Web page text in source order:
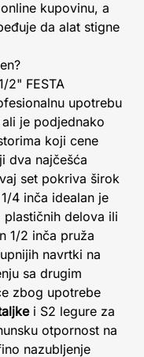
kupovinu, a
da alat stigne
2" FESTA
upotrebu
je podjednako
koji cene
dva najčešća
set pokriva širok
4 inča idealan je
delova ili
1/2 inča pruža
navrtki na
sa drugim
zbog upotrebe
i S2 legure za
otpornost na
nazubljenje